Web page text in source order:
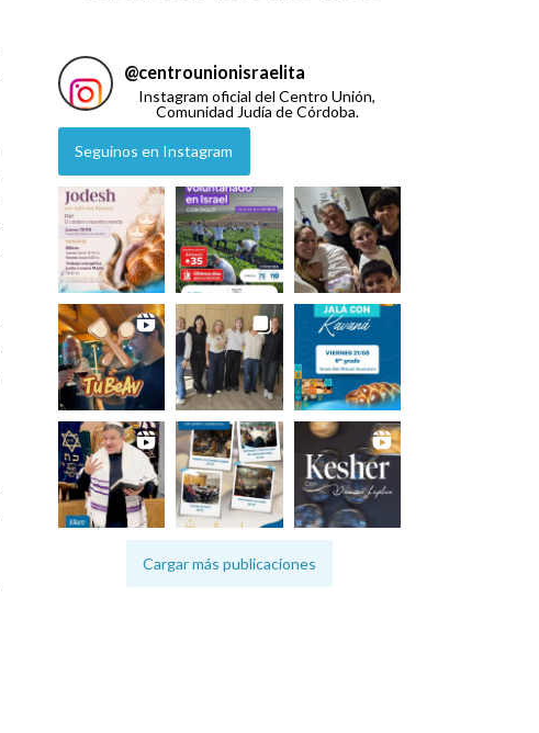
@centrounionisraelita
Instagram oficial del Centro Unión,
Comunidad Judía de Córdoba.
Seguinos en Instagram
Cargar más publicaciones